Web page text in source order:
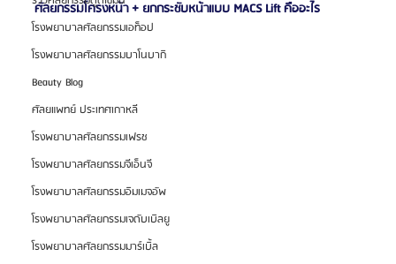
โรงพยาบาลศัลยกรรมเอท็อป
โรงพยาบาลศัลยกรรมบาโนบากิ
Beauty Blog
ศัลยแพทย์ ประเทศเกาหลี
โรงพยาบาลศัลยกรรมเฟรช
โรงพยาบาลศัลยกรรมจีเอ็นจี
โรงพยาบาลศัลยกรรมอิมเมจอัพ
โรงพยาบาลศัลยกรรมเจดับเบิลยู
โรงพยาบาลศัลยกรรมมาร์เบิ้ล
ศัลยกรรมโครงหน้า + ยกกระชับหน้าแบบ MACS Lift คืออะไร